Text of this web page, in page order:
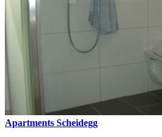
Apartments Scheidegg